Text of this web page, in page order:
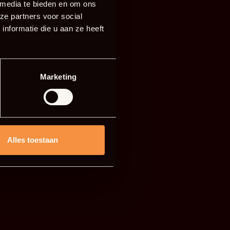
te bieden en om ons
partners voor social
die u aan ze heeft
Marketing
Alles toestaan